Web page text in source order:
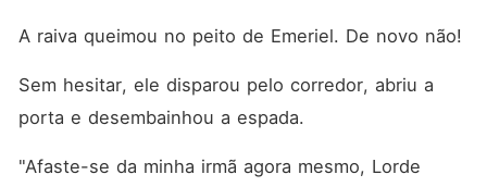
A raiva queimou no peito de Emeriel. De novo não!
Sem hesitar, ele disparou pelo corredor, abriu a
porta e desembainhou a espada.
"Afaste-se da minha irmã agora mesmo, Lorde